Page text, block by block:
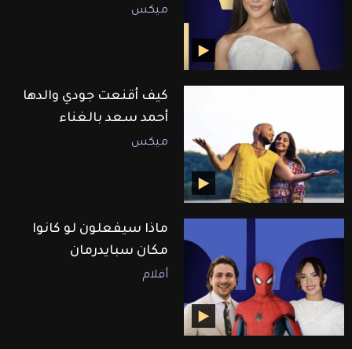
ميكس
كيف أقنعت جودي والدها
أحمد سعد بالغناء
ميكس
ماذا سيفعلون لو كانوا
مكان سبايدرمان
أفلام